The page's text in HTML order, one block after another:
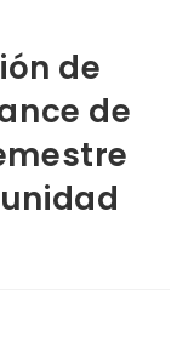
de
de